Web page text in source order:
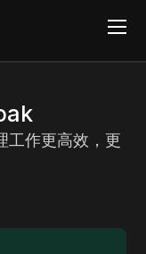
工作更高效，更